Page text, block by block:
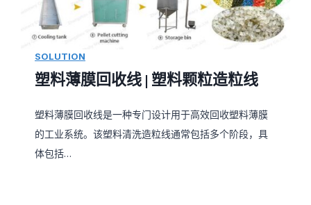
SOLUTION
塑料薄膜回收线 | 塑料颗粒造粒线
塑料薄膜回收线是一种专门设计用于高效回收塑料薄膜
的工业系统。该塑料清洗造粒线通常包括多个阶段，具
体包括…